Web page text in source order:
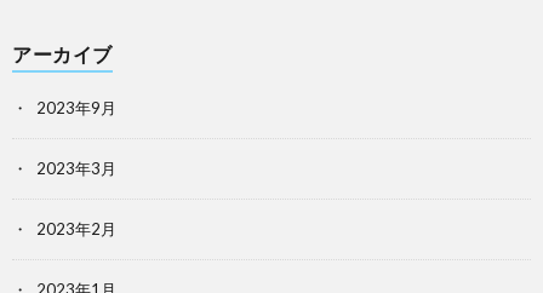
アーカイブ
2023年9月
2023年3月
2023年2月